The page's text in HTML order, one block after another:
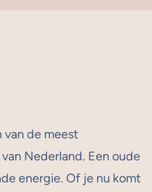
van de meest
Nederland. Een oude
energie. Of je nu komt